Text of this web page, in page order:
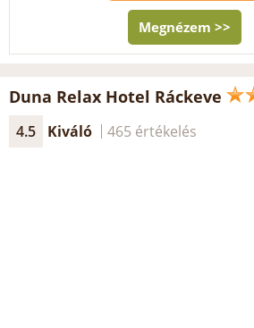
Megnézem >>
Duna Relax Hotel Ráckeve
4.5 Kiváló 465 értékelés